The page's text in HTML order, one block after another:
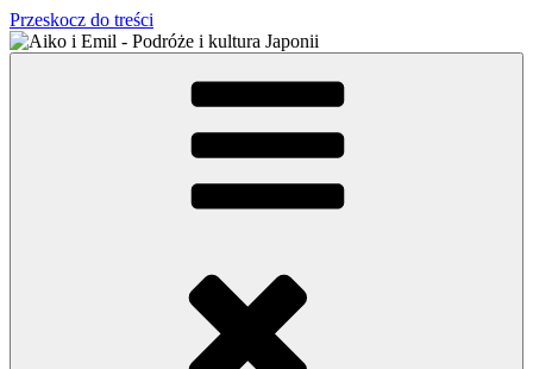
Przeskocz do treści
Aiko i Emil – Podróże i kultura Japonii
Japońsko-polskie małżeństwo w Tokio